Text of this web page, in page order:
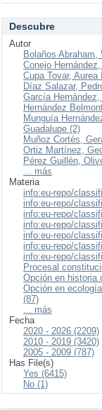
Descubre
Autor
Bolaños
Conejo
Cupa Tovar, Aurea
Díaz Salazar,
García
Hernández
Munguía
Guadalupe (2)
Muñoz Cortés,
Ortiz Martínez,
Pérez Guillén,
... más
Materia
info:eu-repo/
info:eu-repo/
info:eu-repo/
info:eu-repo/
info:eu-repo/
info:eu-repo/
info:eu-repo/
Procesal
Opción en historia
Opción en
(87)
... más
Fecha
2020 - 2026 (2209)
2010 - 2019 (3420)
2005 - 2009 (787)
Has File(s)
Yes (6415)
No (1)